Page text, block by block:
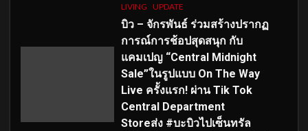
LIVING UPDATE
บิว – จักรพันธ์ ร่วมสร้างปรากฏ
การณ์การช้อปสุดสนุก กับ
แคมเปญ “Central Midnight
Sale”ในรูปแบบ On The Way
Live ครั้งแรก! ผ่าน Tik Tok
Central Department
Storeส่ง #บะบิวไปเซ็นทรัล